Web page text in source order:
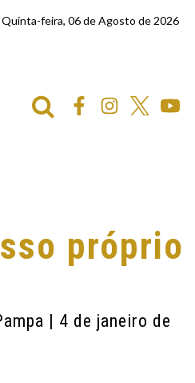
Quinta-feira, 06 de Agosto de 2026
próprio
| 4 de janeiro de